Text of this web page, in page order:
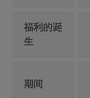
福利的诞
生
期间